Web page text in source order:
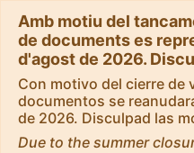
Amb motiu del
de documents es
d'agost de 2026.
Con motivo del cierre de
documentos se
de 2026. Disculpad las
Due to the summer